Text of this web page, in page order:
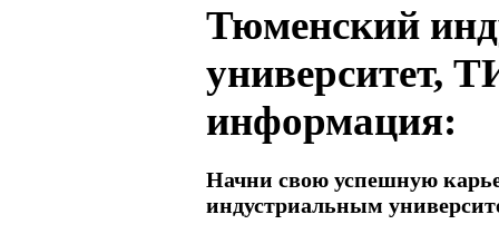
Тюменский
университет,
информация:
Начни свою успешную
индустриальным